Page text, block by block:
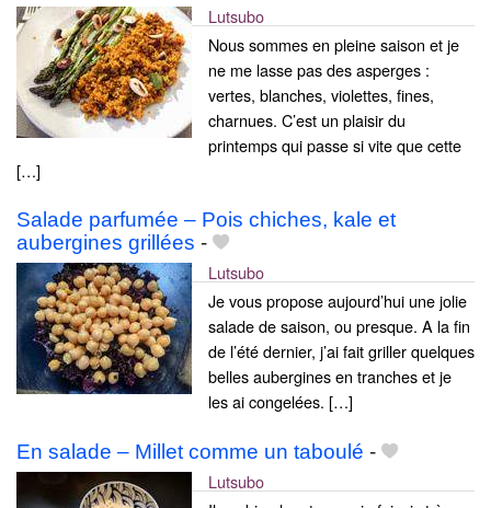
Lutsubo
Nous sommes en pleine saison et je
ne me lasse pas des asperges :
vertes, blanches, violettes, fines,
charnues. C’est un plaisir du
printemps qui passe si vite que cette
[…]
Salade parfumée – Pois chiches, kale et
aubergines grillées -
Lutsubo
Je vous propose aujourd’hui une jolie
salade de saison, ou presque. A la fin
de l’été dernier, j’ai fait griller quelques
belles aubergines en tranches et je
les ai congelées. […]
En salade – Millet comme un taboulé -
Lutsubo